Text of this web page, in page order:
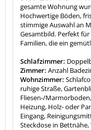
gesamte Wohnung
Hochwertige Böden,
stimmige Auswahl an
Gesamtbild. Perfekt für
Familien, die ein
Schlafzimmer:
Zimmer: Anzahl
Wohnzimmer:
ruhige Straße,
Fliesen-/
Heizung, Holz- oder
Eingang,
Steckdose in